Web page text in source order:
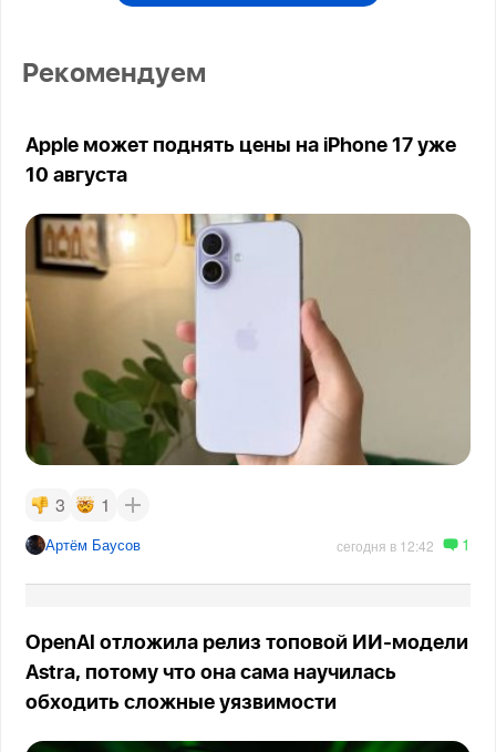
Рекомендуем
Apple может поднять цены на iPhone 17 уже
10 августа
3 1
Артём Баусов сегодня в 12:42 1
OpenAI отложила релиз топовой ИИ-модели
Astra, потому что она сама научилась
обходить сложные уязвимости